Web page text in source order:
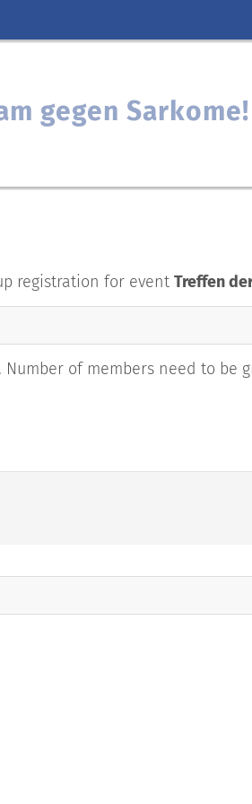
gegen Sarkome!
registration for event Treffen
of members need to be